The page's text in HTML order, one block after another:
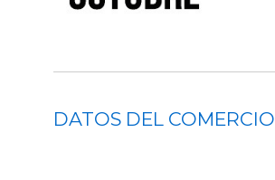
DATOS DEL COMERCIO